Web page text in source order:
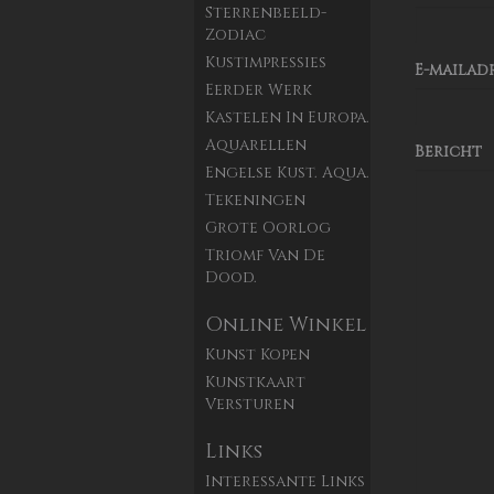
E-
Bericht
Sterrenbeeld-
Zodiac
Kustimpressies
Eerder Werk
Kastelen In Europa.
Aquarellen
Engelse Kust. Aqua.
Tekeningen
Grote Oorlog
Triomf Van De
Dood.
Online Winkel
Kunst Kopen
Kunstkaart
Versturen
Links
Interessante Links